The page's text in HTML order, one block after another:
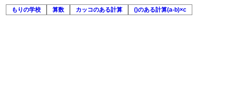
もりの学校 算数 カッコのある計算 ()のある計算(a-b)×c